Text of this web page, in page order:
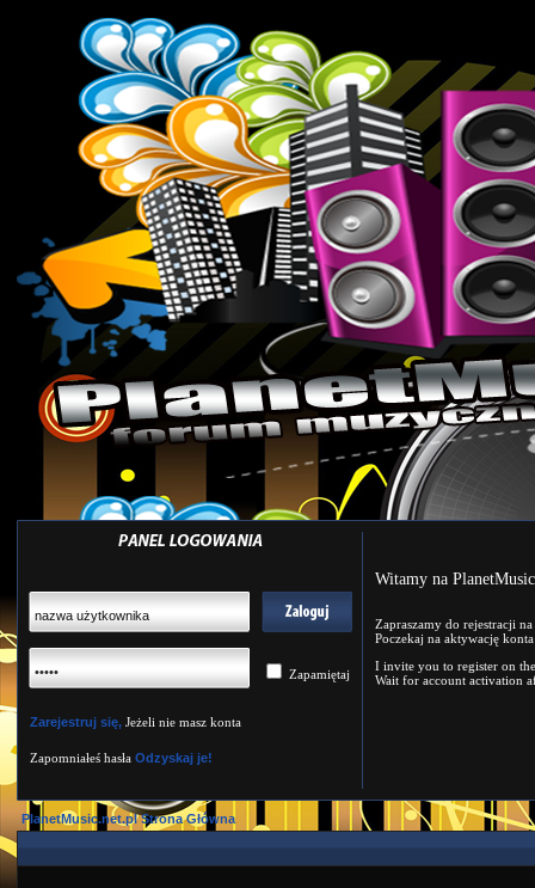
Witamy na
Zapraszamy do rejestracji
Poczekaj na aktywację
I invite you to register on
Wait for account activation
Zarejestruj się, Jeżeli nie masz konta
Zapomniałeś hasła Odzyskaj je!
Zapamiętaj
PlanetMusic.net.pl Strona Główna